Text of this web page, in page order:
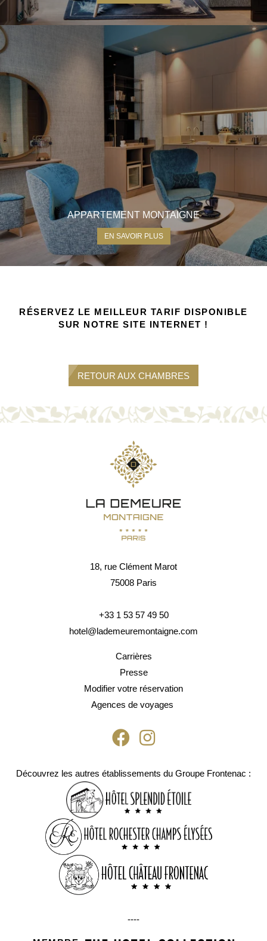
APPARTEMENT MONTAIGNE
EN SAVOIR PLUS
RÉSERVEZ LE MEILLEUR TARIF DISPONIBLE
SUR NOTRE SITE INTERNET !
RETOUR AUX CHAMBRES
18, rue Clément Marot
75008 Paris
+33 1 53 57 49 50
hotel@lademeuremontaigne.com
Carrières
Presse
Modifier votre réservation
Agences de voyages
Découvrez les autres établissements du Groupe Frontenac :
----